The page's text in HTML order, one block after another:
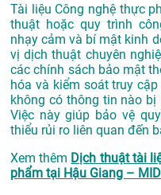
Tài liệu Công nghệ thực
thuật hoặc quy trình
nhạy cảm và bí mật kinh
vị dịch thuật chuyên
các chính sách bảo mật
hóa và kiểm soát truy
không có thông tin nào
Việc này giúp bảo vệ
thiểu rủi ro liên quan đến
Xem thêm Dịch thuật tài
phẩm tại Hậu Giang –